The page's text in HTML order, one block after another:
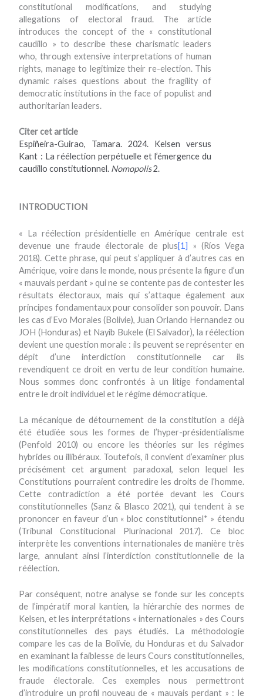
constitutional modifications, and studying
allegations of electoral fraud. The article
introduces the concept of the « constitutional
caudillo » to describe these charismatic leaders
who, through extensive interpretations of human
rights, manage to legitimize their re-election. This
dynamic raises questions about the fragility of
democratic institutions in the face of populist and
authoritarian leaders.
Citer cet article
Espiñeira-Guirao, Tamara. 2024. Kelsen versus
Kant : La réélection perpétuelle et l’émergence du
caudillo constitutionnel. Nomopolis2.
INTRODUCTION
« La réélection présidentielle en Amérique centrale est
devenue une fraude électorale de plus[1]
» (Ríos Vega
2018). Cette phrase, qui peut s’appliquer à d’autres cas en
Amérique, voire dans le monde, nous présente la figure d’un
« mauvais perdant » qui ne se contente pas de contester les
résultats électoraux, mais qui s’attaque également aux
principes fondamentaux pour consolider son pouvoir. Dans
les cas d’Evo Morales (Bolivie), Juan Orlando Hernandez ou
JOH (Honduras) et Nayib Bukele (El Salvador), la réélection
devient une question morale : ils peuvent se représenter en
dépit d’une interdiction constitutionnelle car ils
revendiquent ce droit en vertu de leur condition humaine.
Nous sommes donc confrontés à un litige fondamental
entre le droit individuel et le régime démocratique.
La mécanique de détournement de la constitution a déjà
été étudiée sous les formes de l’hyper-présidentialisme
(Penfold 2010) ou encore les théories sur les régimes
hybrides ou illibéraux. Toutefois, il convient d’examiner plus
précisément cet argument paradoxal, selon lequel les
Constitutions pourraient contredire les droits de l’homme.
Cette contradiction a été portée devant les Cours
constitutionnelles (Sanz & Blasco 2021), qui tendent à se
prononcer en faveur d’un « bloc constitutionnel* » étendu
(Tribunal Constitucional Plurinacional 2017). Ce bloc
interprète les conventions internationales de manière très
large, annulant ainsi l’interdiction constitutionnelle de la
réélection.
Par conséquent, notre analyse se fonde sur les concepts
de l’impératif moral kantien, la hiérarchie des normes de
Kelsen, et les interprétations « internationales » des Cours
constitutionnelles des pays étudiés. La méthodologie
compare les cas de la Bolivie, du Honduras et du Salvador
en examinant la faiblesse de leurs Cours constitutionnelles,
les modifications constitutionnelles, et les accusations de
fraude électorale. Ces exemples nous permettront
d’introduire un profil nouveau de « mauvais perdant » : le